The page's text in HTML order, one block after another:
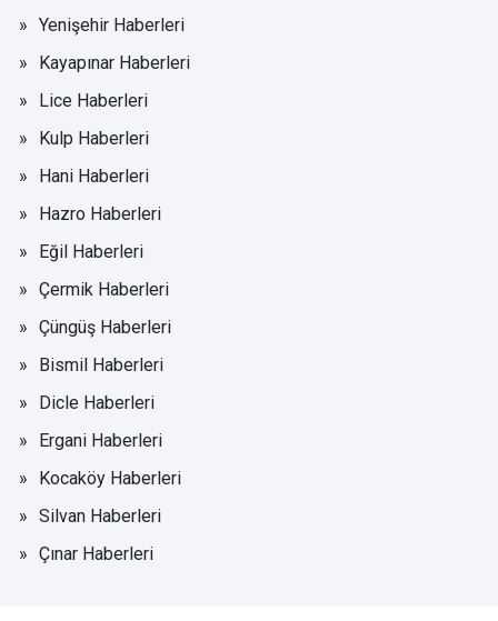
Yenişehir Haberleri
Kayapınar Haberleri
Lice Haberleri
Kulp Haberleri
Hani Haberleri
Hazro Haberleri
Eğil Haberleri
Çermik Haberleri
Çüngüş Haberleri
Bismil Haberleri
Dicle Haberleri
Ergani Haberleri
Kocaköy Haberleri
Silvan Haberleri
Çınar Haberleri